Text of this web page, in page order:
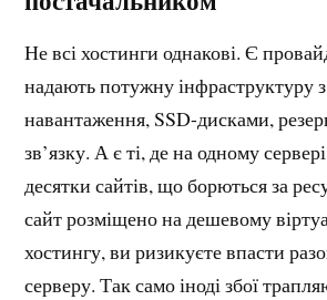
Не всі хостинги однакові. Є
надають потужну інфраструктуру
навантаження, SSD-дисками,
зв’язку. А є ті, де на одному
десятки сайтів, що борються за
сайт розміщено на дешевому
хостингу, ви ризикуєте впасти
серверу. Так само іноді збої